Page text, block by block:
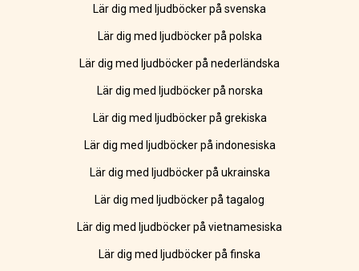
Lär dig med ljudböcker på svenska
Lär dig med ljudböcker på polska
Lär dig med ljudböcker på nederländska
Lär dig med ljudböcker på norska
Lär dig med ljudböcker på grekiska
Lär dig med ljudböcker på indonesiska
Lär dig med ljudböcker på ukrainska
Lär dig med ljudböcker på tagalog
Lär dig med ljudböcker på vietnamesiska
Lär dig med ljudböcker på finska